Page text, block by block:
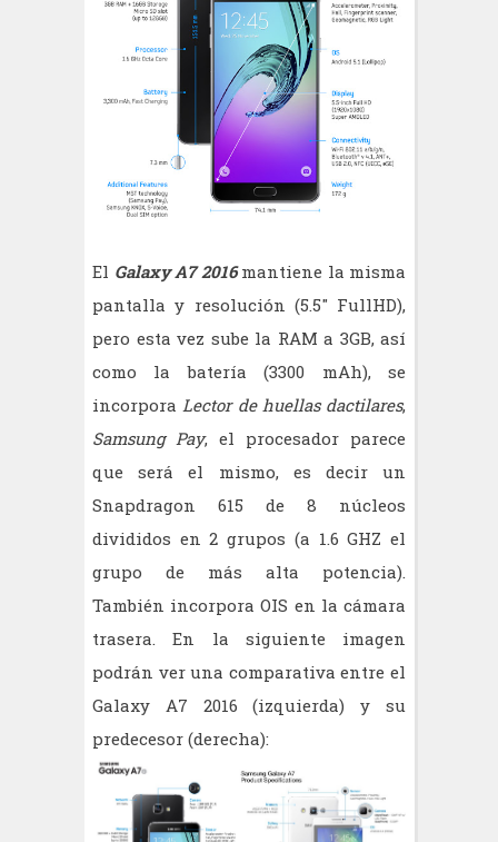
El Galaxy A7 2016mantiene la misma
pantalla y resolución (5.5" FullHD),
pero esta vez sube la RAM a 3GB, así
como la batería (3300 mAh), se
incorporaLector de huellas dactilares,
Samsung Pay, el procesador parece
que será el mismo, es decir un
Snapdragon 615 de 8 núcleos
divididos en 2 grupos (a 1.6 GHZ el
grupo de más alta potencia).
También incorpora OIS en la cámara
trasera. En la siguiente imagen
podrán ver una comparativa entre el
Galaxy A7 2016 (izquierda) y su
predecesor (derecha):